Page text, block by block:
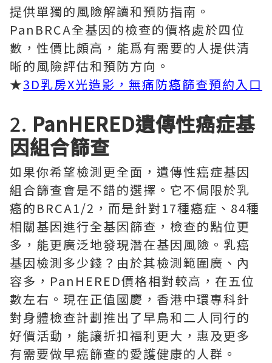
提供單獨的風險解讀和預防指南。
PanBRCA全基因的檢查的價格處於四位
數，性價比頗高，能爲有需要的人提供清
晰的風險評估和預防方向。
★3D乳房X光造影，無痛防癌篩查預約入口
2. PanHERED遺傳性癌症基
因組合篩查
如果你希望檢測更全面，遺傳性癌症基因
組合篩查會是不錯的選擇。它不侷限於乳
癌的BRCA1/2，而是針對17種癌症、84種
相關基因進行全基因篩查，檢查的點位更
多，能更廣泛地發現潛在基因風險。乳癌
基因檢測多少錢？由於其檢測範圍廣、內
容多，PanHERED價格相對較高，在五位
數左右。現在正值國慶，香港中環專科針
對身體檢查計劃推出了早鳥和二人同行的
好價活動，能讓折扣福利更大，惠及更多
有需要做早癌篩查的愛護健康的人群。